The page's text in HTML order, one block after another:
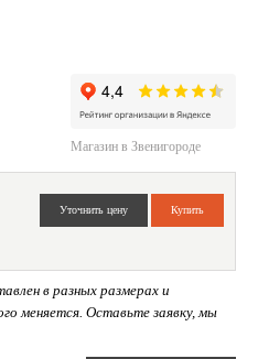
Магазин в Звенигороде
в разных размерах и
меняется. Оставьте заявку, мы